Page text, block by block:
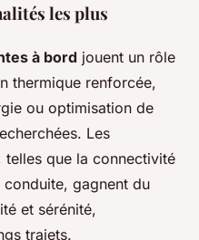
les plus
à bord jouent un rôle
thermique renforcée,
ou optimisation de
Les
telles que la connectivité
conduite, gagnent du
et sérénité,
trajets.